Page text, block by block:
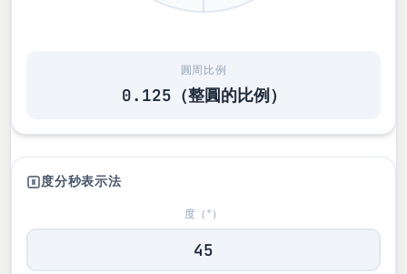
圓周比例
0.125（整圓的比例）
度分秒表示法
度（°）